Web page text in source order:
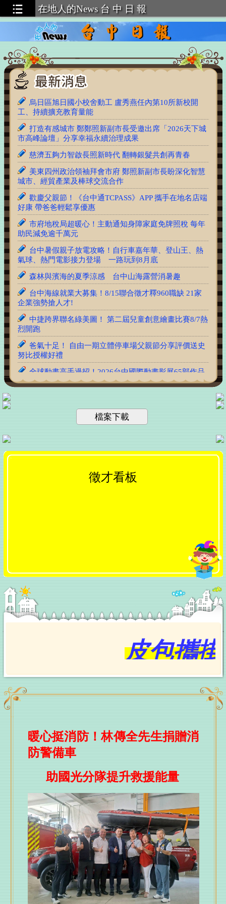
在地人的News 台 中 日 報
台中日報 1150808–6955號 報紙
久樘開發捐贈小型CAFS化學消防車 強化消防局豐南分
隊救災量能守護市民安全
烏日區旭日國小校舍動工 盧秀燕任內第10所新校開
工、持續擴充教育量能
打造有感城市 鄭鄭照新副市長受邀出席「2026天下城
市高峰論壇」分享幸福永續治理成果
慈濟五夠力智啟長照新時代 翻轉銀髮共創再青春
美東四州政治領袖拜會市府 鄭照新副市長盼深化智慧
城市、經貿產業及棒球交流合作
歡慶父親節！《台中通TCPASS》APP 攜手在地名店端
好康 帶爸爸輕鬆享優惠
市府地稅局超暖心！主動通知身障家庭免牌照稅 每年
助民減免逾千萬元
台中暑假親子放電攻略！自行車嘉年華、登山王、熱
氣球、熱門電影接力登場 一路玩到8月底
森林與濱海的夏季涼感 台中山海露營消暑趣
台中海線就業大募集！8/15聯合徵才釋960職缺 21家
企業強勢搶人才!
中捷跨界聯名綠美圖！ 第二屆兒童創意繪畫比賽8/7熱
烈開跑
爸氣十足！ 自由一期立體停車場父親節分享評價送史
努比授權好禮
全球動畫高手過招！2026台中國際動畫影展65部作品
入圍揭曉「VIBE，脈動」主視覺亮相
超商購物不到5分鐘 三分局交通分隊警揪出肇逃、違
峯源親貼「領鮮獎」邀全民衝刺最後人氣
啦啦隊女神李多慧來了！石岡熱氣球嘉年華8/22起登
青創力大爆發！市府勞工局辦理「創新能力交流參訪
活動」迴響熱烈 第2場次前進南投報名中
市府8/14太平區徵才登場！ 10家廠商逾300個職缺、
全面E化免帶履歷！
韓國多家主流媒體大力報導！ 台中魅力躍上國際掀話
台中人本建設再寫新紀錄！市府團隊勇奪中央「馬路
好行」10項大獎 創歷屆最佳成績
全國首例！市府修訂公有建築廁所設置基準 坐蹲廁
「質點」主題專區
響應全社會防衛韌性！ 市府消防局全面啟動防救災實
深化國際救護交流！ 市府消防局接待日、美專家分享
台中日報 1150808–6955號 報紙
久樘開發捐贈小型CAFS化學消防車 強化消防局豐南分
隊救災量能守護市民安全
烏日區旭日國小校舍動工 盧秀燕任內第10所新校開
工、持續擴充教育量能
打造有感城市 鄭鄭照新副市長受邀出席「2026天下城
市高峰論壇」分享幸福永續治理成果
慈濟五夠力智啟長照新時代 翻轉銀髮共創再青春
檔案下載
徵才看板
皮包攜
暖心挺消防！林傳全先生捐贈消
防警備車
助國光分隊提升救援能量